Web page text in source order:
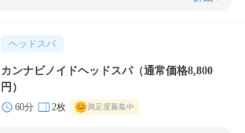
ヘッドスパ
カンナビノイドヘッドスパ（通常価格8,800
円）
60分 2枚 満足度募集中